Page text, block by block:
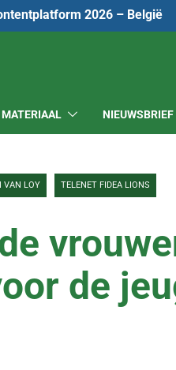
2026 – België
MATERIAAL NIEUWSBRIEF
VAN LOY TELENET FIDEA LIONS
de